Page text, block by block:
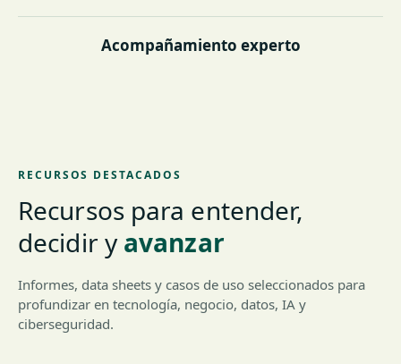
Acompañamiento experto
RECURSOS DESTACADOS
Recursos para entender,
decidir yavanzar
Informes, data sheets y casos de uso seleccionados para
profundizar en tecnología, negocio, datos, IA y
ciberseguridad.